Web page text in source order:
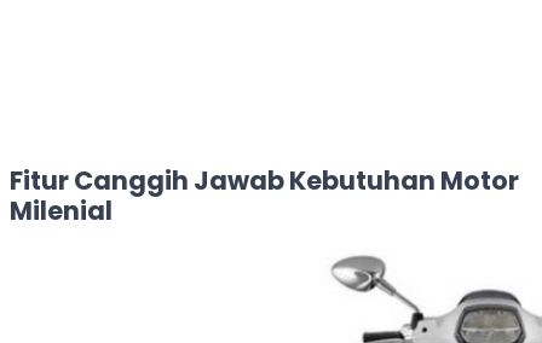
Fitur Canggih Jawab Kebutuhan Motor
Milenial